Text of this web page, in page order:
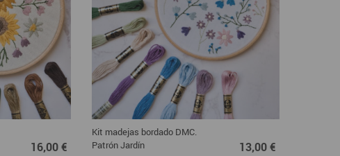
16,00 €
Kit madejas bordado DMC.
Patrón Jardín
13,00 €